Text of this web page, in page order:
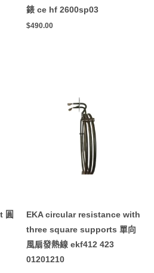
錶 ce hf 2600sp03
$490.00
圓
EKA circular resistance with
three square supports 單向
風扇發熱線 ekf412 423
01201210